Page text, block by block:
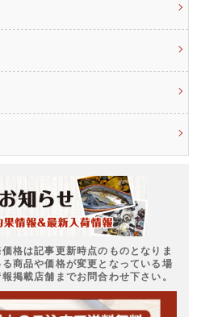
格は記事更新時点のものとなりま
商品や価格が変更となっている場
掲載店舗までお問合わせ下さい。